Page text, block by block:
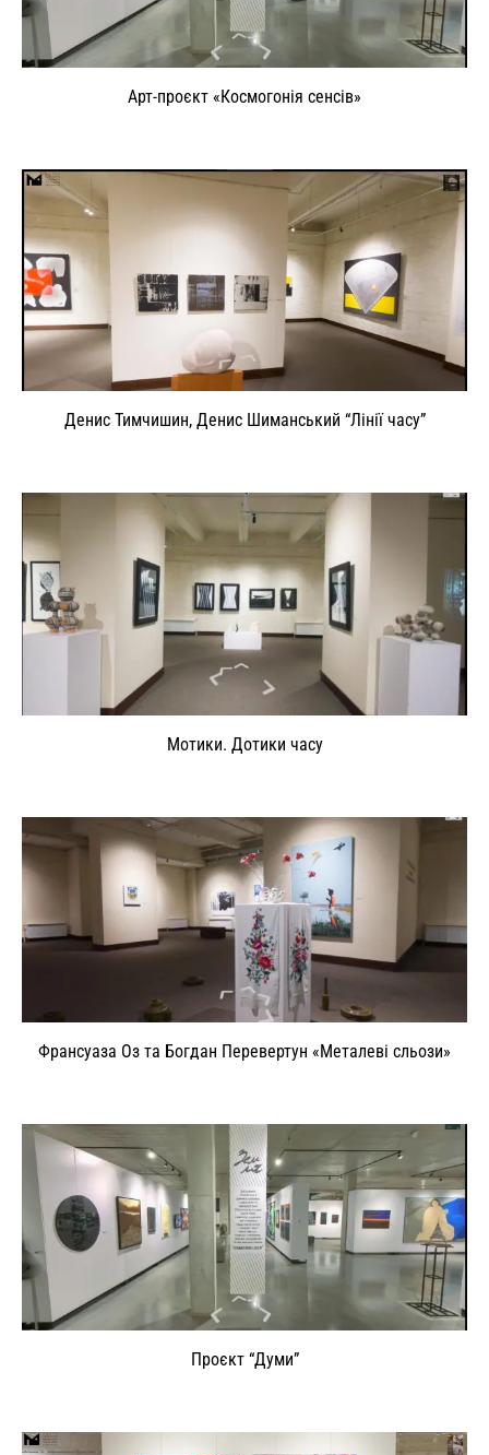
Арт-проєкт «Космогонія сенсів»
Денис Тимчишин, Денис Шиманський “Лінії часу”
Мотики. Дотики часу
Франсуаза Оз та Богдан Перевертун «Металеві сльози»
Проєкт “Думи”